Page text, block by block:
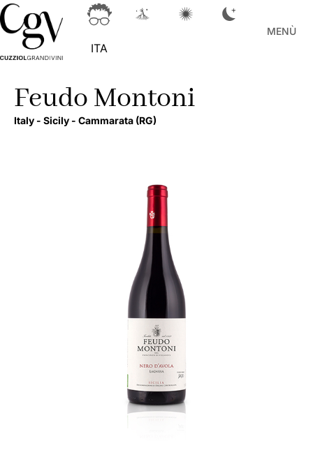
ITA
MENÙ
Feudo Montoni
Italy - Sicily - Cammarata (RG)